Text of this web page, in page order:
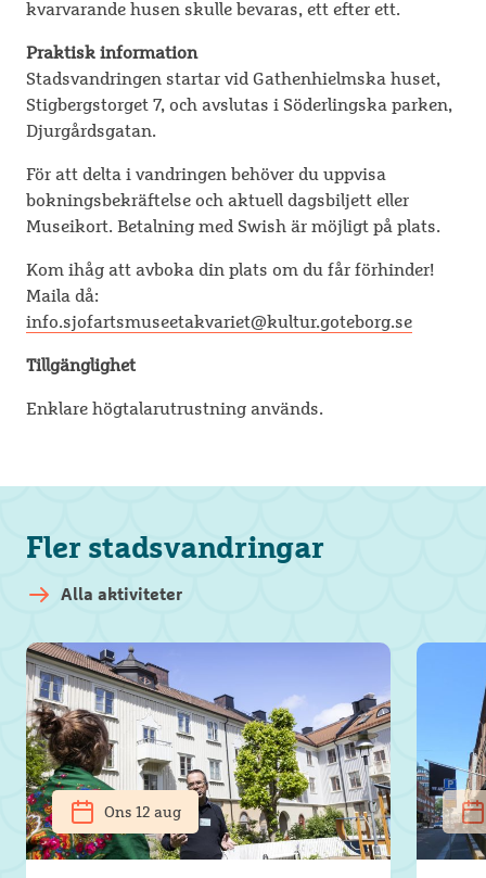
kvarvarande husen skulle bevaras, ett efter ett.
Praktisk information
Stadsvandringen startar vid Gathenhielmska huset,
Stigbergstorget 7, och avslutas i Söderlingska parken,
Djurgårdsgatan.
För att delta i vandringen behöver du uppvisa
bokningsbekräftelse och aktuell dagsbiljett eller
Museikort. Betalning med Swish är möjligt på plats.
Kom ihåg att avboka din plats om du får förhinder!
Maila då:
info.sjofartsmuseetakvariet@kultur.goteborg.se
Tillgänglighet
Enklare högtalarutrustning används.
Fler stadsvandringar
Alla aktiviteter
Ons 12 aug